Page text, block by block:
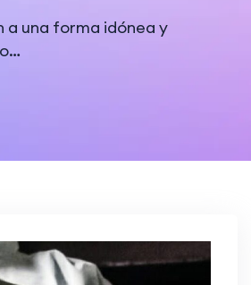
a una forma idónea y